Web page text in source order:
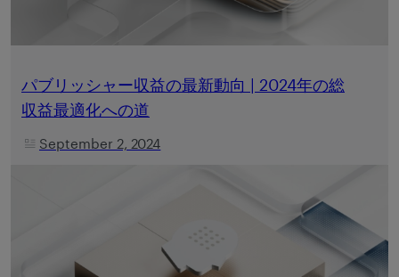
パブリッシャー収益の最新動向 | 2024年の総
収益最適化への道
September 2, 2024